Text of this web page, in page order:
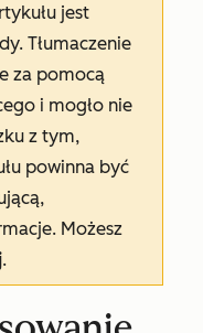
jest
Tłumaczenie
za pomocą
i mogło nie
z tym,
powinna być
Możesz
.